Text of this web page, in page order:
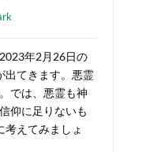
年2月26日の
出てきます。悪霊
では、悪霊も神
仰に足りないも
考えてみましょ